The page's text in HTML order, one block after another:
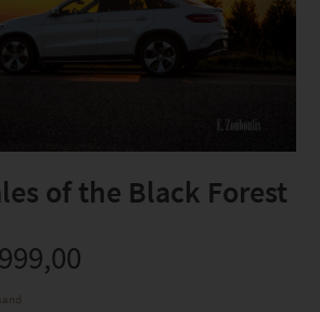
of the Black Forest
999,00